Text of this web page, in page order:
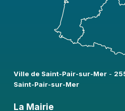
Ville de Saint-Pair-sur-Mer​-
Saint-Pair-sur-Mer
La Mairie